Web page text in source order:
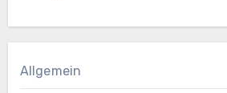
Allgemein